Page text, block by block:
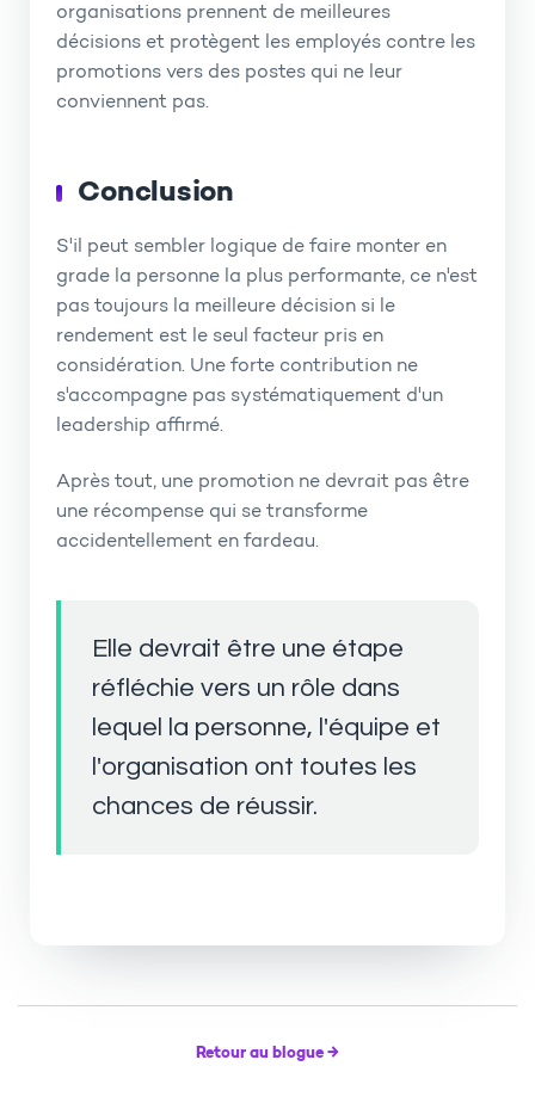
organisations prennent de meilleures
décisions et protègent les employés contre les
promotions vers des postes qui ne leur
conviennent pas.
Conclusion
S'il peut sembler logique de faire monter en
grade la personne la plus performante, ce n'est
pas toujours la meilleure décision si le
rendement est le seul facteur pris en
considération. Une forte contribution ne
s'accompagne pas systématiquement d'un
leadership affirmé.
Après tout, une promotion ne devrait pas être
une récompense qui se transforme
accidentellement en fardeau.
Elle devrait être une étape
réfléchie vers un rôle dans
lequel la personne, l'équipe et
l'organisation ont toutes les
chances de réussir.
Retour au blogue